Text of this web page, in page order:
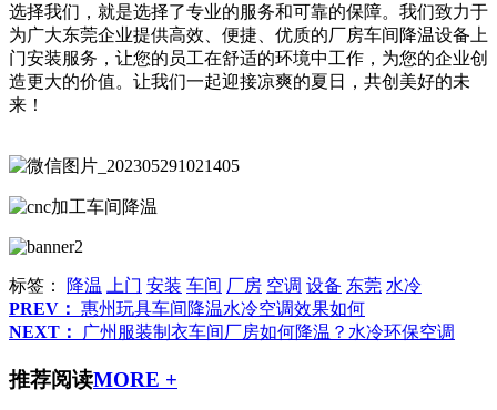
选择我们，就是选择了专业的服务和可靠的保障。我们致力于
为广大东莞企业提供高效、便捷、优质的厂房车间降温设备上
门安装服务，让您的员工在舒适的环境中工作，为您的企业创
造更大的价值。让我们一起迎接凉爽的夏日，共创美好的未
来！
标签： 降温 上门 安装 车间 厂房 空调 设备 东莞 水冷
PREV： 惠州玩具车间降温水冷空调效果如何
NEXT：
广州服装制衣车间厂房如何降温？水冷环保空调
推荐阅读MORE +